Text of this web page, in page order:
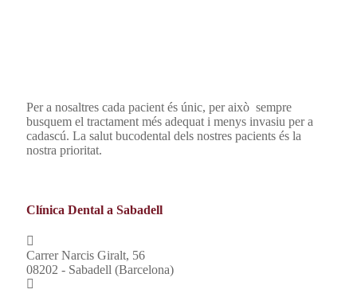
Per a nosaltres cada pacient és únic, per això sempre
busquem el tractament més adequat i menys invasiu per a
cadascú. La salut bucodental dels nostres pacients és la
nostra prioritat.
Clínica Dental a Sabadell
Carrer Narcis Giralt, 56
08202 - Sabadell (Barcelona)